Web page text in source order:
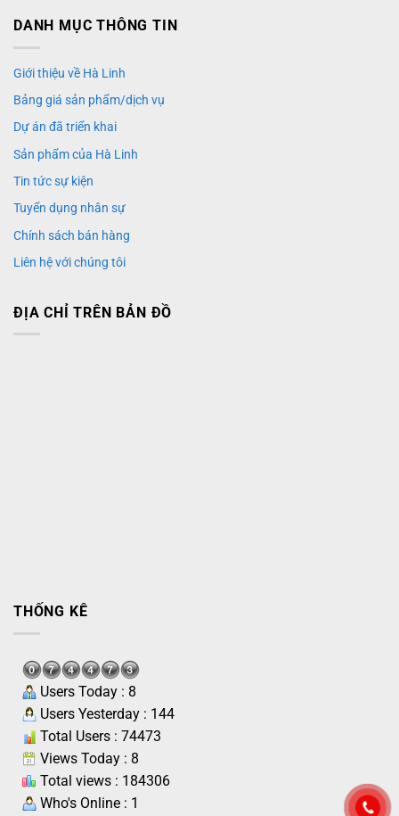
DANH MỤC THÔNG TIN
Giới thiệu về Hà Linh
Bảng giá sản phẩm/dịch vụ
Dự án đã triển khai
Sản phẩm của Hà Linh
Tin tức sự kiện
Tuyển dụng nhân sự
Chính sách bán hàng
Liên hệ với chúng tôi
ĐỊA CHỈ TRÊN BẢN ĐỒ
THỐNG KÊ
Users Today : 8
Users Yesterday : 144
Total Users : 74473
Views Today : 8
Total views : 184306
Who's Online : 1